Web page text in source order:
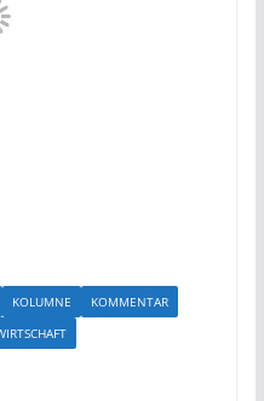
KOLUMNE
KOMMENTAR